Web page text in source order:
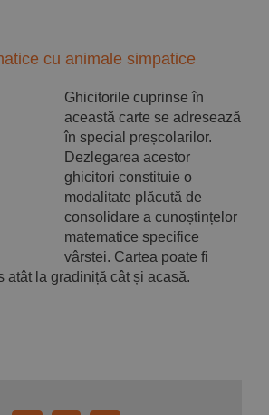
cu animale simpatice
Ghicitorile cuprinse în
această carte se adresează
în special preșcolarilor.
Dezlegarea acestor
ghicitori constituie o
modalitate plăcută de
consolidare a cunoștințelor
matematice specifice
vârstei. Cartea poate fi
atât la gradiniță cât și acasă.